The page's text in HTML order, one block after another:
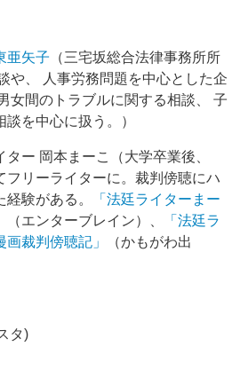
亜矢子 （三宅坂総合法律事務所所
や、 人事労務問題を中心とした企
女間のトラブルに関する相談、 子
を中心に扱う。）
ター 岡本まーこ（大学卒業後、
フリーライターに。裁判傍聴にハ
験がある。
「法廷ライターまー
（エンターブレイン）、
「法廷ラ
裁判傍聴記」
（かもがわ出
タ)